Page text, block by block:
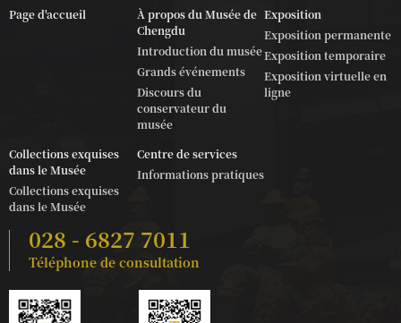
Page d'accueil
À propos du Musée de
Chengdu
Introduction du musée
Grands événements
Discours du
conservateur du
musée
Exposition
Exposition permanente
Exposition temporaire
Exposition virtuelle en
ligne
Collections exquises
dans le Musée
Collections exquises
dans le Musée
Centre de services
Informations pratiques
028 - 6827 7011
Téléphone de consultation